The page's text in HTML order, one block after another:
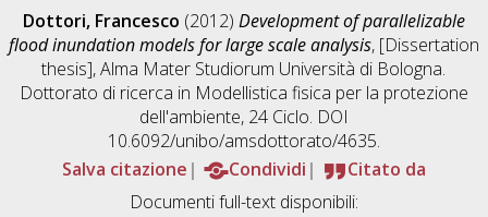
Dottori, Francesco (2012) Development of parallelizable
flood inundation models for large scale analysis, [Dissertation
thesis], Alma Mater Studiorum Università di Bologna.
Dottorato di ricerca in Modellistica fisica per la protezione
dell'ambiente, 24 Ciclo. DOI
10.6092/unibo/amsdottorato/4635.
Salva citazione
Condividi
Citato da
Documenti full-text disponibili: